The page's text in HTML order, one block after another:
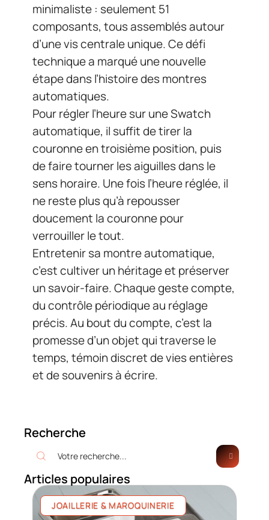
minimaliste : seulement 51
composants, tous assemblés autour
d’une vis centrale unique. Ce défi
technique a marqué une nouvelle
étape dans l’histoire des montres
automatiques.
Pour régler l’heure sur une Swatch
automatique, il suffit de tirer la
couronne en troisième position, puis
de faire tourner les aiguilles dans le
sens horaire. Une fois l’heure réglée, il
ne reste plus qu’à repousser
doucement la couronne pour
verrouiller le tout.
Entretenir sa montre automatique,
c’est cultiver un héritage et préserver
un savoir-faire. Chaque geste compte,
du contrôle périodique au réglage
précis. Au bout du compte, c’est la
promesse d’un objet qui traverse le
temps, témoin discret de vies entières
et de souvenirs à écrire.
Recherche
Articles populaires
JOAILLERIE & MAROQUINERIE